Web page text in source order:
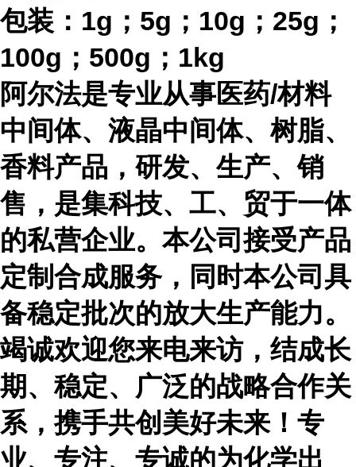
包装： 1g；5g；10g；25g；
100g；500g；1kg
阿尔法是专业从事医药/材料
中间体、液晶中间体、树脂、
香料产品，研发、生产、销
售，是集科技、工、贸于一体
的私营企业。本公司接受产品
定制合成服务，同时本公司具
备稳定批次的放大生产能力。
竭诚欢迎您来电来访，结成长
期、稳定、广泛的战略合作关
系，携手共创美好未来！专
业、专注、专诚的为化学出